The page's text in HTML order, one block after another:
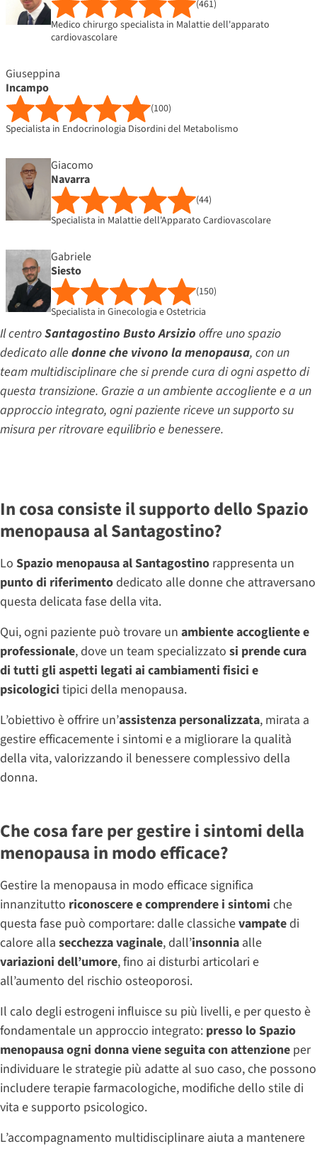
(461)
Medico chirurgo specialista in Malattie dell'apparato
cardiovascolare
Giuseppina
Incampo
(100)
Specialista in Endocrinologia Disordini del Metabolismo
Giacomo
Navarra
(44)
Specialista in Malattie dell'Apparato Cardiovascolare
Gabriele
Siesto
(150)
Specialista in Ginecologia e Ostetricia
Il centroSantagostino Busto Arsizio offre uno spazio
dedicato alle donne che vivono la menopausa, con un
team multidisciplinare che si prende cura di ogni aspetto di
questa transizione. Grazie a un ambiente accogliente e a un
approccio integrato, ogni paziente riceve un supporto su
misura per ritrovare equilibrio e benessere.
In cosa consiste il supporto dello Spazio
menopausa al Santagostino?
Lo Spazio menopausa al Santagostino rappresenta un
punto di riferimento dedicato alle donne che attraversano
questa delicata fase della vita.
Qui, ogni paziente può trovare un ambiente accogliente e
professionale, dove un team specializzato si prende cura
di tutti gli aspetti legati ai cambiamenti fisici e
psicologici tipici della menopausa.
L’obiettivo è offrire un’assistenza personalizzata, mirata a
gestire efficacemente i sintomi e a migliorare la qualità
della vita, valorizzando il benessere complessivo della
donna.
Che cosa fare per gestire i sintomi della
menopausa in modo efficace?
Gestire la menopausa in modo efficace significa
innanzitutto riconoscere e comprendere i sintomi che
questa fase può comportare: dalle classichevampate di
calore alla secchezza vaginale, dall’insonnia alle
variazioni dell’umore, fino ai disturbi articolari e
all’aumento del rischio osteoporosi.
Il calo degli estrogeni influisce su più livelli, e per questo è
fondamentale un approccio integrato: presso lo Spazio
menopausa ogni donna viene seguita con attenzione per
individuare le strategie più adatte al suo caso, che possono
includere terapie farmacologiche, modifiche dello stile di
vita e supporto psicologico.
L’accompagnamento multidisciplinare aiuta a mantenere